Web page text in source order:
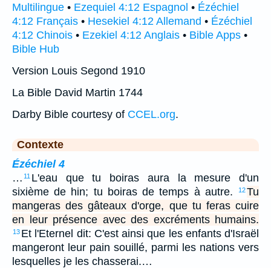
Multilingue • Ezequiel 4:12 Espagnol • Ézéchiel
4:12 Français • Hesekiel 4:12 Allemand • Ézéchiel
4:12 Chinois • Ezekiel 4:12 Anglais • Bible Apps •
Bible Hub
Version Louis Segond 1910
La Bible David Martin 1744
Darby Bible courtesy of CCEL.org.
Contexte
Ézéchiel 4
… 11 L'eau que tu boiras aura la mesure d'un
sixième de hin; tu boiras de temps à autre.
12Tu
mangeras des gâteaux d'orge, que tu feras cuire
en leur présence avec des excréments humains.
13 Et l'Eternel dit: C'est ainsi que les enfants d'Israël
mangeront leur pain souillé, parmi les nations vers
lesquelles je les chasserai.…